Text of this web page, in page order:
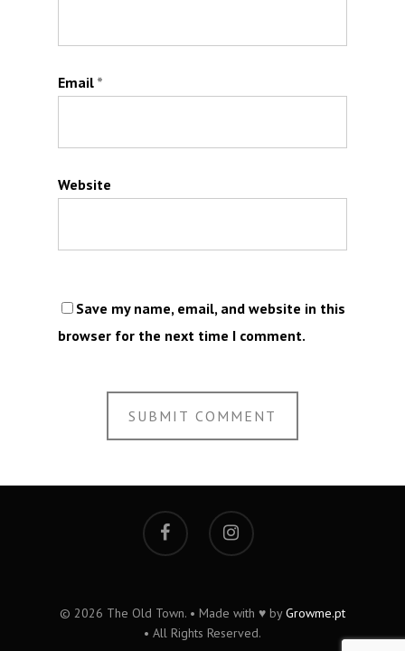
Email *
Website
Save my name, email, and website in this
browser for the next time I comment.
© 2026 The Old Town. • Made with ♥ byGrowme.pt
• All Rights Reserved.